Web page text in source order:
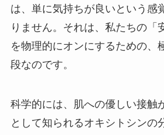
は、単に気持ちが良いという感
りません。それは、私たちの「
を物理的にオンにするための、
段なのです。
科学的には、肌への優しい接触
として知られるオキシトシンの